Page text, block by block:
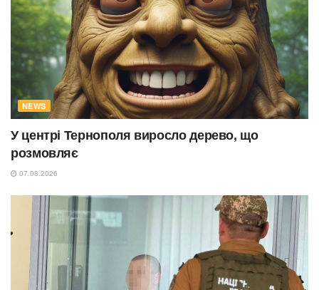
NEWS
У центрі Тернополя виросло дерево, що
розмовляє
07.08.2026